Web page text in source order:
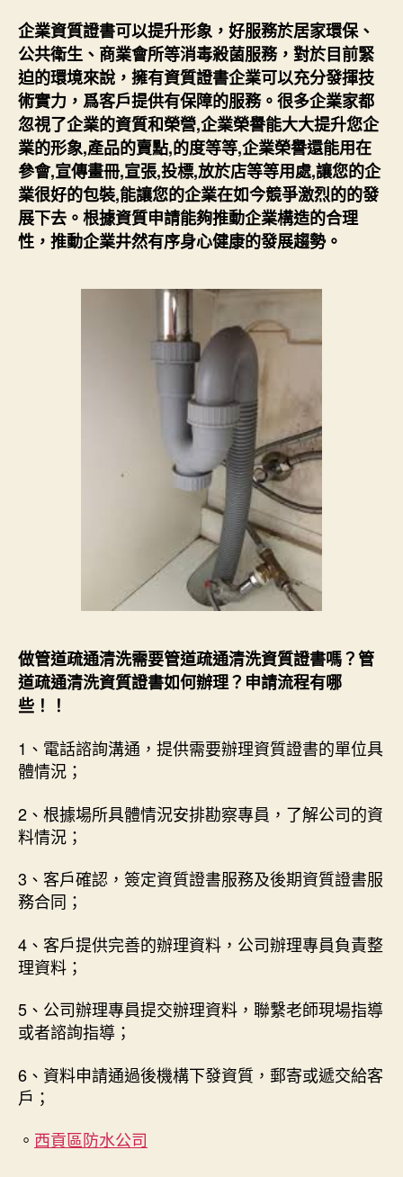
企業資質證書可以提升形象，好服務於居家環保、
公共衛生、商業會所等消毒殺菌服務，對於目前緊
迫的環境來說，擁有資質證書企業可以充分發揮技
術實力，爲客戶提供有保障的服務。很多企業家都
忽視了企業的資質和榮營,企業榮譽能大大提升您企
業的形象,產品的賣點,的度等等,企業榮譽還能用在
參會,宣傳畫冊,宣張,投標,放於店等等用處,讓您的企
業很好的包裝,能讓您的企業在如今競爭激烈的的發
展下去。根據資質申請能夠推動企業構造的合理
性，推動企業井然有序身心健康的發展趨勢。
做管道疏通清洗需要管道疏通清洗資質證書嗎？管
道疏通清洗資質證書如何辦理？申請流程有哪
些！！
1、電話諮詢溝通，提供需要辦理資質證書的單位具
體情況；
2、根據場所具體情況安排勘察專員，了解公司的資
料情況；
3、客戶確認，簽定資質證書服務及後期資質證書服
務合同；
4、客戶提供完善的辦理資料，公司辦理專員負責整
理資料；
5、公司辦理專員提交辦理資料，聯繫老師現場指導
或者諮詢指導；
6、資料申請通過後機構下發資質，郵寄或遞交給客
戶；
。 西貢區防水公司